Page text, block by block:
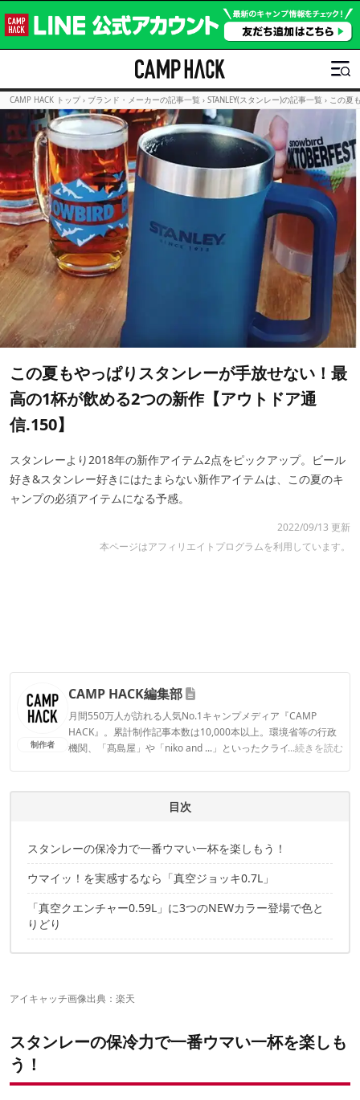
CAMP HACK トップ › ブランド・メーカーの記事一覧 › STANLEY(スタンレー)の記事一覧 › この夏
この夏もやっぱりスタンレーが手放せない！最
高の1杯が飲める2つの新作【アウトドア通
信.150】
スタンレーより2018年の新作アイテム2点をピックアップ。ビール
好き&スタンレー好きにはたまらない新作アイテムは、この夏のキ
ャンプの必須アイテムになる予感。
2022/09/13 更新
本ページはアフィリエイトプログラムを利用しています。
制作者
CAMP HACK編集部
月間550万人が訪れる人気No.1キャンプメディア『CAMP
HACK』。累計制作記事本数は10,000本以上。環境省等の行政
機関、「髙島屋」や「niko and ...」といったクライアントとの
...続きを読む
CAMP HACK編集部のプロフィール
目次
スタンレーの保冷力で一番ウマい一杯を楽しもう！
ウマイッ！を実感するなら「真空ジョッキ0.7L」
「真空クエンチャー0.59L」に3つのNEWカラー登場で色と
りどり
アイキャッチ画像出典： 楽天
スタンレーの保冷力で一番ウマい一杯を楽しも
う！